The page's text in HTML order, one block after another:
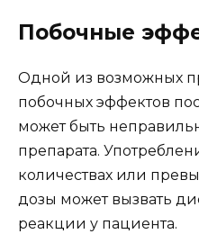
Побочные
Одной из возможных
побочных эффектов
может быть
препарата.
количествах или
дозы может вызвать
реакции у пациента.